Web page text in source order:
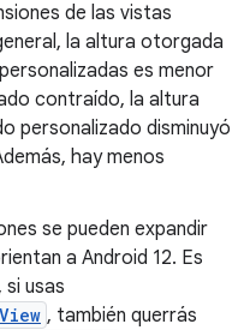
de las vistas
la altura otorgada
es menor
contraído, la altura
personalizado disminuyó
hay menos
se pueden expandir
a Android 12. Es
usas
, también querrás